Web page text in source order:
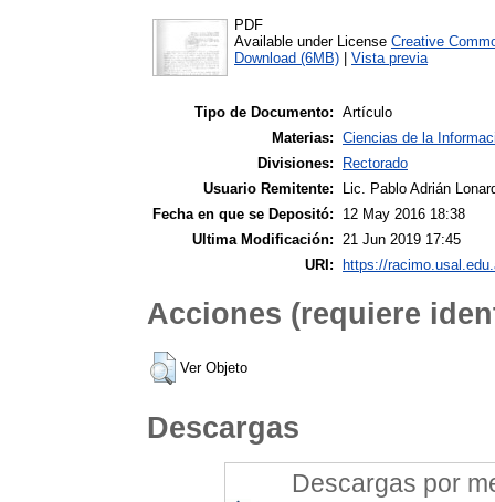
PDF
Available under License Creative
Download (6MB)
Vista previa
Tipo de Documento: Artículo
Materias: Ciencias de la
Divisiones:
Rectorado
Usuario Remitente:
Lic. Pablo Adrián
Fecha en que se Depositó:
12 May 2016 18:38
Ultima Modificación: 21 Jun 2019 17:45
URI:
https://
Acciones (requiere
Ver Objeto
Descargas
Descargas por